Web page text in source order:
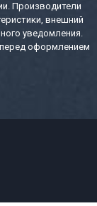
Производители
внешний
уведомления.
оформлением